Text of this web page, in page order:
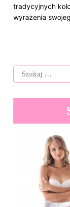
tradycyjnych
wyrażenia